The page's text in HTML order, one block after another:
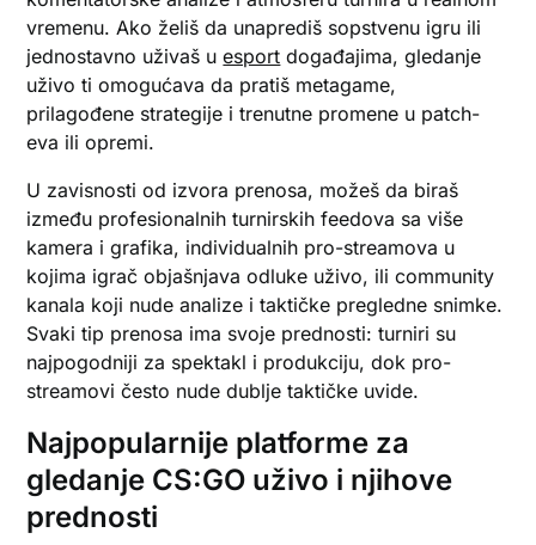
vremenu. Ako želiš da unaprediš sopstvenu igru ili
jednostavno uživaš uesport događajima, gledanje
uživo ti omogućava da pratiš metagame,
prilagođene strategije i trenutne promene u patch-
eva ili opremi.
U zavisnosti od izvora prenosa, možeš da biraš
između profesionalnih turnirskih feedova sa više
kamera i grafika, individualnih pro-streamova u
kojima igrač objašnjava odluke uživo, ili community
kanala koji nude analize i taktičke pregledne snimke.
Svaki tip prenosa ima svoje prednosti: turniri su
najpogodniji za spektakl i produkciju, dok pro-
streamovi često nude dublje taktičke uvide.
Najpopularnije platforme za
gledanje CS:GO uživo i njihove
prednosti